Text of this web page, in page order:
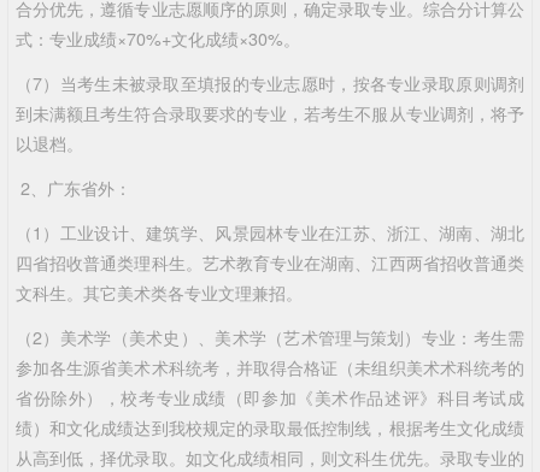
合分优先，遵循专业志愿顺序的原则，确定录取专业。综合分计算公
式：专业成绩×70%+文化成绩×30%。
（7）当考生未被录取至填报的专业志愿时，按各专业录取原则调剂
到未满额且考生符合录取要求的专业，若考生不服从专业调剂，将予
以退档。
2、广东省外：
（1）工业设计、建筑学、风景园林专业在江苏、浙江、湖南、湖北
四省招收普通类理科生。艺术教育专业在湖南、江西两省招收普通类
文科生。其它美术类各专业文理兼招。
（2）美术学（美术史）、美术学（艺术管理与策划）专业：考生需
参加各生源省美术术科统考，并取得合格证（未组织美术术科统考的
省份除外），校考专业成绩（即参加《美术作品述评》科目考试成
绩）和文化成绩达到我校规定的录取最低控制线，根据考生文化成绩
从高到低，择优录取。如文化成绩相同，则文科生优先。录取专业的